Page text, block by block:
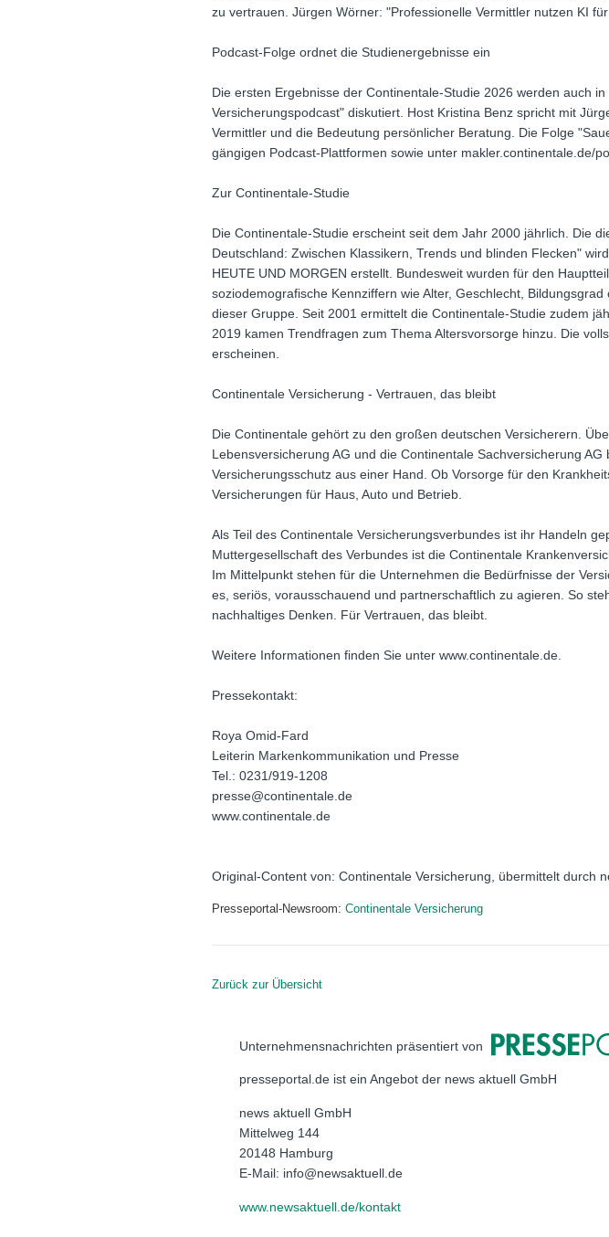
zu vertrauen. Jürgen Wörner: "Professionelle Vermittler nutzen KI
Podcast-Folge ordnet die Studienergebnisse ein
Die ersten Ergebnisse der Continentale-Studie 2026 werden auch
Versicherungspodcast" diskutiert. Host Kristina Benz spricht mit
Vermittler und die Bedeutung persönlicher Beratung. Die Folge
gängigen Podcast-Plattformen sowie unter makler.continentale.de/
Zur Continentale-Studie
Die Continentale-Studie erscheint seit dem Jahr 2000 jährlich. Die
Deutschland: Zwischen Klassikern, Trends und blinden Flecken"
HEUTE UND MORGEN erstellt. Bundesweit wurden für den
soziodemografische Kennziffern wie Alter, Geschlecht,
dieser Gruppe. Seit 2001 ermittelt die Continentale-Studie zudem
2019 kamen Trendfragen zum Thema Altersvorsorge hinzu. Die
erscheinen.
Continentale Versicherung - Vertrauen, das bleibt
Die Continentale gehört zu den großen deutschen Versicherern.
Lebensversicherung AG und die Continentale Sachversicherung
Versicherungsschutz aus einer Hand. Ob Vorsorge für den
Versicherungen für Haus, Auto und Betrieb.
Als Teil des Continentale Versicherungsverbundes ist ihr Handeln
Muttergesellschaft des Verbundes ist die Continentale
Im Mittelpunkt stehen für die Unternehmen die Bedürfnisse der
es, seriös, vorausschauend und partnerschaftlich zu agieren. So
nachhaltiges Denken. Für Vertrauen, das bleibt.
Weitere Informationen finden Sie unter www.continentale.de.
Pressekontakt:
Roya Omid-Fard
Leiterin Markenkommunikation und Presse
Tel.: 0231/919-1208
presse@continentale.de
www.continentale.de
Original-Content von: Continentale Versicherung, übermittelt durch
Presseportal-Newsroom: Continentale Versicherung
Zurück zur Übersicht
Unternehmensnachrichten präsentiert von
presseportal.de ist ein Angebot der news aktuell GmbH
news aktuell GmbH
Mittelweg 144
20148 Hamburg
E-Mail: info@newsaktuell.de
www.newsaktuell.de/kontakt